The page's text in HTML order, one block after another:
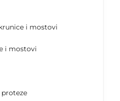
i mostovi
i mostovi